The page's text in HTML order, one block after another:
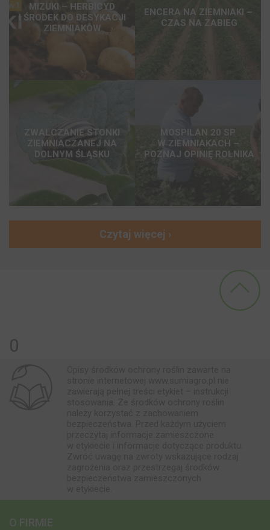
MIZUKI – HERBICYD
I ŚRODEK DO DESYKACJI
ZIEMNIAKÓW
ENCERA NA ZIEMNIAKI –
CZAS NA ZABIEG
ZWALCZANIE STONKI
ZIEMNIACZANEJ NA
DOLNYM ŚLĄSKU
MOSPILAN 20 SP
W ZIEMNIAKACH –
POZNAJ OPINIĘ ROLNIKA
Czytaj więcej ›
0
O FIRMIE